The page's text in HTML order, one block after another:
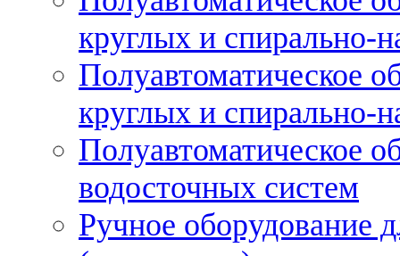
круглых и спирально-
Полуавтоматическое
круглых и спирально-
Полуавтоматическое
водосточных систем
Ручное оборудование